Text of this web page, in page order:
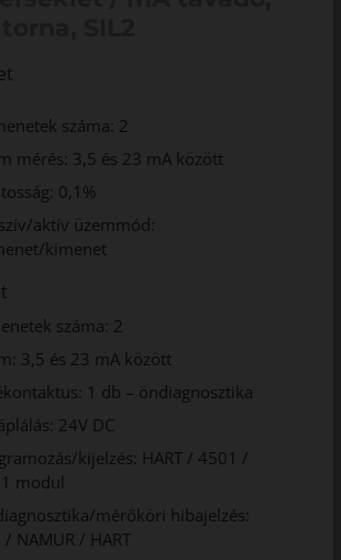
száma: 2
mérés: 3,5 és 23 mA között
0,1%
aktív üzemmód:
kimenet
száma: 2
3,5 és 23 mA között
1 db – öndiagnosztika
24V DC
kijelzés: HART / 4501 /
modul
mérőköri hibajelzés:
/ NAMUR / HART